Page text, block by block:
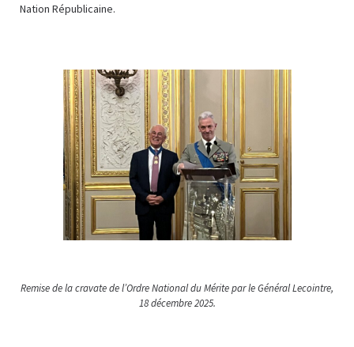
Nation Républicaine.
Remise de la cravate de l’Ordre National du Mérite par le Général Lecointre,
18 décembre 2025.